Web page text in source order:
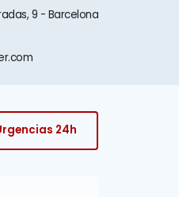
9 - Barcelona​
24h